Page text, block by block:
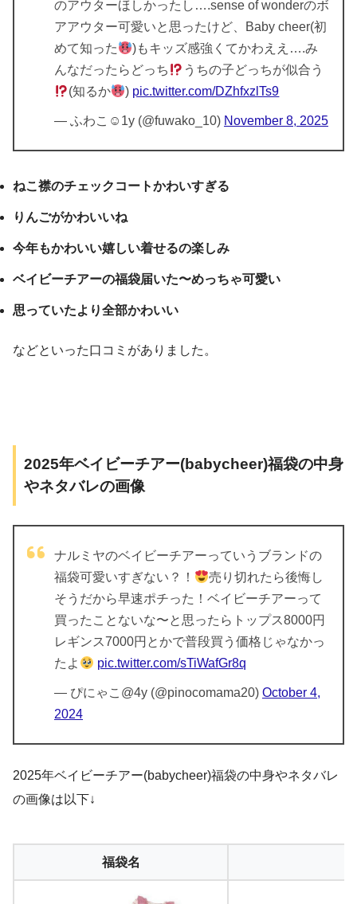
のアウターほしかったし….sense of wonderのボ
アアウター可愛いと思ったけど、Baby cheer(初
めて知った
)もキッズ感強くてかわええ….み
んなだったらどっち
うちの子どっちが似合う
(知るか
) pic.twitter.com/DZhfxzlTs9
— ふわこ☺︎1y (@fuwako_10) November 8, 2025
ねこ襟のチェックコートかわいすぎる
りんごがかわいいね
今年もかわいい嬉しい着せるの楽しみ
ベイビーチアーの福袋届いた〜めっちゃ可愛い
思っていたより全部かわいい
などといった口コミがありました。
2025年ベイビーチアー(babycheer)福袋の中身
やネタバレの画像
ナルミヤのベイビーチアーっていうブランドの
福袋可愛いすぎない？！
売り切れたら後悔し
そうだから早速ポチった！ベイビーチアーって
買ったことないな〜と思ったらトップス8000円
レギンス7000円とかで普段買う価格じゃなかっ
たよ
pic.twitter.com/sTiWafGr8q
— ぴにゃこ@4y (@pinocomama20) October 4,
2024
2025年ベイビーチアー(babycheer)福袋の中身やネタバレ
の画像は以下↓
福袋名